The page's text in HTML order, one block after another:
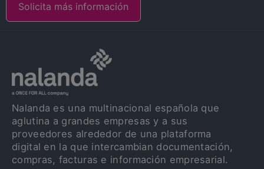
Solicita más información
Nalanda es una multinacional española que
aglutina a grandes empresas y a sus
proveedores alrededor de una plataforma
digital en la que intercambian documentación,
compras, facturas e información empresarial.